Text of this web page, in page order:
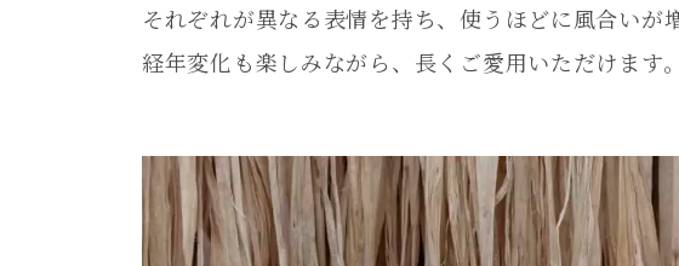
それぞれが異なる表情を持ち、使うほどに風合いが
経年変化も楽しみながら、長くご愛用いただけます。